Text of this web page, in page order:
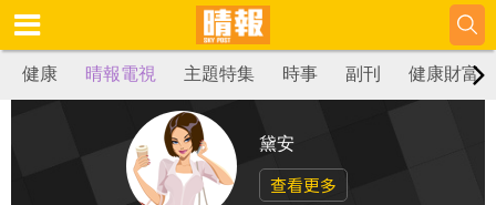
健康 晴報電視 主題特集 時事 副刊 健康財富
黛安
查看更多